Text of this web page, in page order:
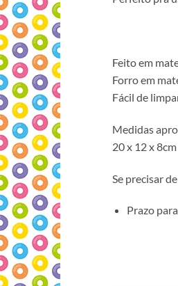
Feito em
Forro em
Fácil de
Medidas
20 x 12 x 8cm
Se precisar
Prazo